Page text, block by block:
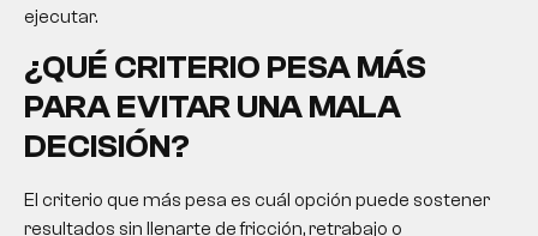
ejecutar.
¿QUÉ CRITERIO PESA MÁS
PARA EVITAR UNA MALA
DECISIÓN?
El criterio que más pesa es cuál opción puede sostener
resultados sin llenarte de fricción, retrabajo o